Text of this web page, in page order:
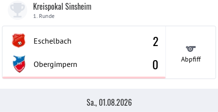
Kreispokal Sinsheim
1. Runde
Eschelbach
Obergimpern
2
0
Abpfiff
Sa., 01.08.2026